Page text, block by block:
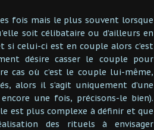
fois mais le plus souvent lorsque
soit célibataire ou d’ailleurs en
si celui-ci est en couple alors c’est
désire casser le couple pour
cas où c’est le couple lui-même,
alors il s’agit uniquement d’une
une fois, précisons-le bien).
est plus complexe à définir et que
des rituels à envisager